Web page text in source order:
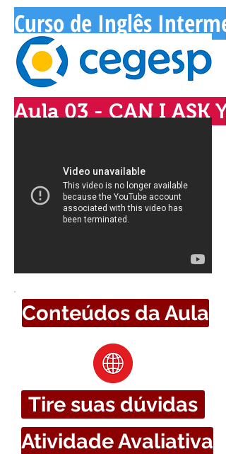
Curso de Inglês
Aula 03 - CAN I ASK
Conteúdos da Aula
Tire suas dúvidas
Atividade Avaliativa